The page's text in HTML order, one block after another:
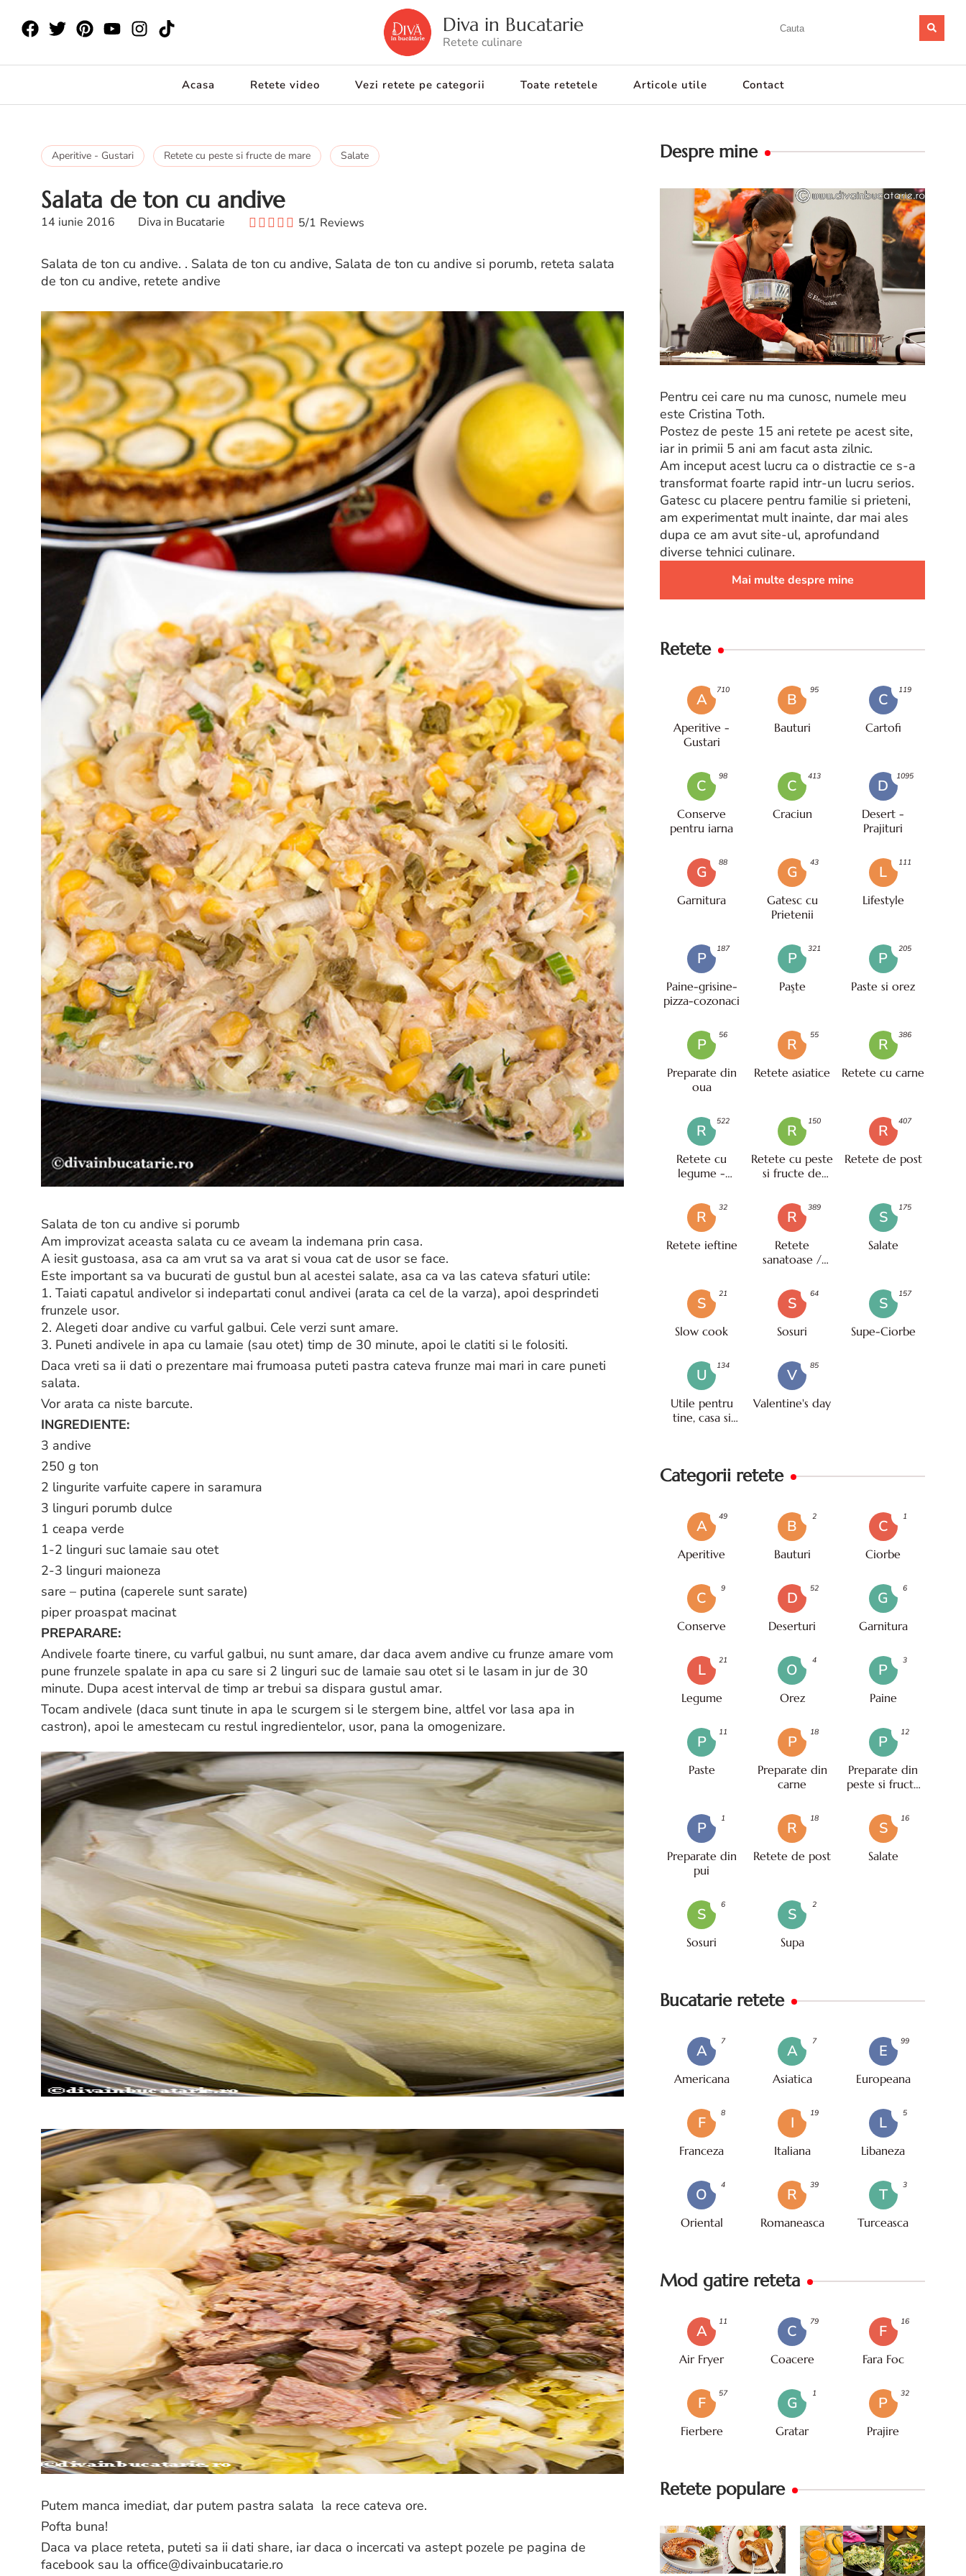
Diva in Bucatarie
Retete culinare
Acasa Retete video Vezi retete pe categorii Toate retetele Articole utile Contact
Aperitive - Gustari Retete cu peste si fructe de mare Salate
Salata de ton cu andive
14 iunie 2016 Diva in Bucatarie 5/1 Reviews
Salata de ton cu andive. . Salata de ton cu andive, Salata de ton cu andive si porumb, reteta salata
de ton cu andive, retete andive
Salata de ton cu andive si porumb
Am improvizat aceasta salata cu ce aveam la indemana prin casa.
A iesit gustoasa, asa ca am vrut sa va arat si voua cat de usor se face.
Este important sa va bucurati de gustul bun al acestei salate, asa ca va las cateva sfaturi utile:
1. Taiati capatul andivelor si indepartati conul andivei (arata ca cel de la varza), apoi desprindeti
frunzele usor.
2. Alegeti doar andive cu varful galbui. Cele verzi sunt amare.
3. Puneti andivele in apa cu lamaie (sau otet) timp de 30 minute, apoi le clatiti si le folositi.
Daca vreti sa ii dati o prezentare mai frumoasa puteti pastra cateva frunze mai mari in care puneti
salata.
Vor arata ca niste barcute.
INGREDIENTE:
3 andive
250 g ton
2 lingurite varfuite capere in saramura
3 linguri porumb dulce
1 ceapa verde
1-2 linguri suc lamaie sau otet
2-3 linguri maioneza
sare – putina (caperele sunt sarate)
piper proaspat macinat
PREPARARE:
Andivele foarte tinere, cu varful galbui, nu sunt amare, dar daca avem andive cu frunze amare vom
pune frunzele spalate in apa cu sare si 2 linguri suc de lamaie sau otet si le lasam in jur de 30
minute. Dupa acest interval de timp ar trebui sa dispara gustul amar.
Tocam andivele (daca sunt tinute in apa le scurgem si le stergem bine, altfel vor lasa apa in
castron), apoi le amestecam cu restul ingredientelor, usor, pana la omogenizare.
Putem manca imediat, dar putem pastra salata la rece cateva ore.
Pofta buna!
Daca va place reteta, puteti sa ii dati share, iar daca o incercati va astept pozele pe pagina de
facebook sau la office@divainbucatarie.ro
Despre mine
Pentru cei care nu ma cunosc, numele meu
este Cristina Toth.
Postez de peste 15 ani retete pe acest site,
iar in primii 5 ani am facut asta zilnic.
Am inceput acest lucru ca o distractie ce s-a
transformat foarte rapid intr-un lucru serios.
Gatesc cu placere pentru familie si prieteni,
am experimentat mult inainte, dar mai ales
dupa ce am avut site-ul, aprofundand
diverse tehnici culinare.
Mai multe despre mine
Retete
A
Aperitive -
Gustari
710
B
Bauturi
95
C
Cartofi
119
C
Conserve
pentru iarna
98
C
Craciun
413
D
Desert -
Prajituri
1095
G
Garnitura
88
G
Gatesc cu
Prietenii
43
L
Lifestyle
111
P
Paine-grisine-
pizza-cozonaci
187
P
Paşte
321
P
Paste si orez
205
P
Preparate din
oua
56
R
Retete asiatice
55
R
Retete cu carne
386
R
Retete cu
legume -
522
R
Retete cu peste
si fructe de
150
R
Retete de post
407
R
Retete ieftine
32
R
Retete
sanatoase /
389
S
Salate
175
S
Slow cook
21
S
Sosuri
64
S
Supe-Ciorbe
157
U
Utile pentru
tine, casa si
134
V
Valentine's day
85
Categorii retete
A
Aperitive
49
B
Bauturi
2
C
Ciorbe
1
C
Conserve
9
D
Deserturi
52
G
Garnitura
6
L
Legume
21
O
Orez
4
P
Paine
3
P
Paste
11
P
Preparate din
carne
18
P
Preparate din
peste si fructe
12
P
Preparate din
pui
1
R
Retete de post
18
S
Salate
16
S
Sosuri
6
S
Supa
2
Bucatarie retete
A
Americana
7
A
Asiatica
7
E
Europeana
99
F
Franceza
8
I
Italiana
19
L
Libaneza
5
O
Oriental
4
R
Romaneasca
39
T
Turceasca
3
Mod gatire reteta
A
Air Fryer
11
C
Coacere
79
F
Fara Foc
16
F
Fierbere
57
G
Gratar
1
P
Prajire
32
Retete populare